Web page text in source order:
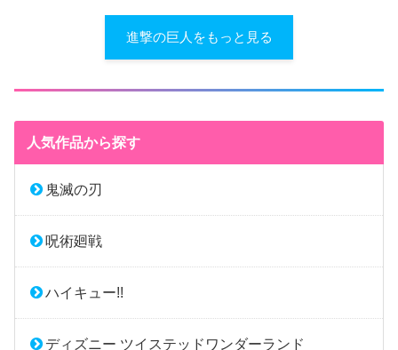
進撃の巨人をもっと見る
人気作品から探す
鬼滅の刃
呪術廻戦
ハイキュー!!
ディズニー ツイステッドワンダーランド